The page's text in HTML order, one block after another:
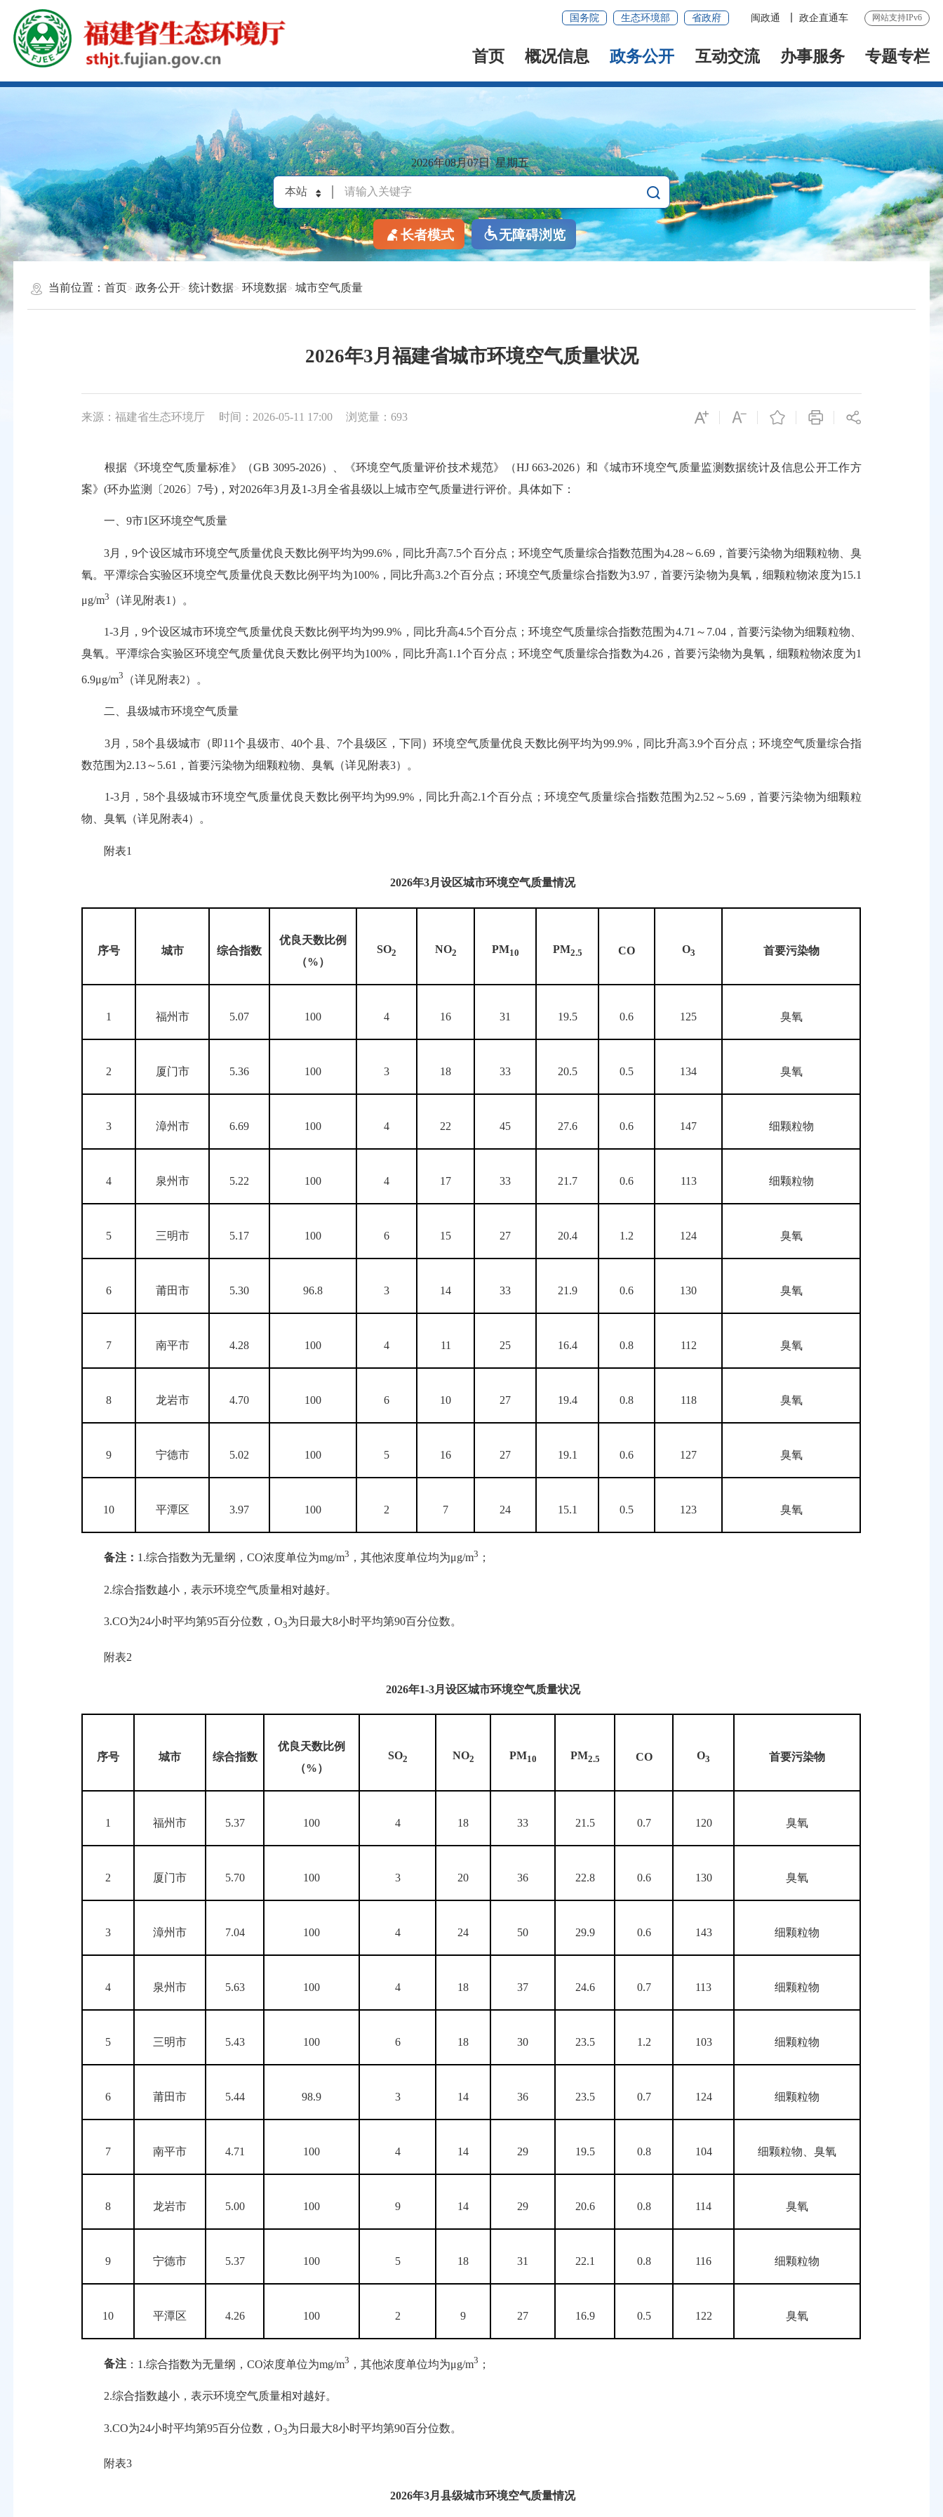
国务院 生态环境部 省政府 闽政通 政企直通车 网站支持IPv6
首页 概况信息 政务公开 互动交流 办事服务 专题专栏
2026年08月07日 星期五
长者模式 无障碍浏览
当前位置：首页 政务公开 统计数据 环境数据 城市空气质量
2026年3月福建省城市环境空气质量状况
来源：福建省生态环境厅 时间：2026-05-11 17:00 浏览量：693
根据《环境空气质量标准》（GB 3095-2026）、《环境空气质量评价技术规范》（HJ 663-2026）和《城市环境空气质量监测数据统计及信息公开工作方
案》(环办监测〔2026〕7号)，对2026年3月及1-3月全省县级以上城市空气质量进行评价。具体如下：
一、9市1区环境空气质量
3月，9个设区城市环境空气质量优良天数比例平均为99.6%，同比升高7.5个百分点；环境空气质量综合指数范围为4.28～6.69，首要污染物为细颗粒物、臭
氧。平潭综合实验区环境空气质量优良天数比例平均为100%，同比升高3.2个百分点；环境空气质量综合指数为3.97，首要污染物为臭氧，细颗粒物浓度为15.1
μg/m3 （详见附表1）。
1-3月，9个设区城市环境空气质量优良天数比例平均为99.9%，同比升高4.5个百分点；环境空气质量综合指数范围为4.71～7.04，首要污染物为细颗粒物、
臭氧。平潭综合实验区环境空气质量优良天数比例平均为100%，同比升高1.1个百分点；环境空气质量综合指数为4.26，首要污染物为臭氧，细颗粒物浓度为1
6.9μg/m3 （详见附表2）。
二、县级城市环境空气质量
3月，58个县级城市（即11个县级市、40个县、7个县级区，下同）环境空气质量优良天数比例平均为99.9%，同比升高3.9个百分点；环境空气质量综合指
数范围为2.13～5.61，首要污染物为细颗粒物、臭氧（详见附表3）。
1-3月，58个县级城市环境空气质量优良天数比例平均为99.9%，同比升高2.1个百分点；环境空气质量综合指数范围为2.52～5.69，首要污染物为细颗粒
物、臭氧（详见附表4）。
附表1
2026年3月设区城市环境空气质量情况
序号 城市 综合指数
优良天数比例
（%）
SO2 NO2 PM10 PM2.5 CO O3 首要污染物
1 福州市 5.07 100 4 16 31 19.5 0.6 125 臭氧
2 厦门市 5.36 100 3 18 33 20.5 0.5 134 臭氧
3 漳州市 6.69 100 4 22 45 27.6 0.6 147 细颗粒物
4 泉州市 5.22 100 4 17 33 21.7 0.6 113 细颗粒物
5 三明市 5.17 100 6 15 27 20.4 1.2 124 臭氧
6 莆田市 5.30 96.8 3 14 33 21.9 0.6 130 臭氧
7 南平市 4.28 100 4 11 25 16.4 0.8 112 臭氧
8 龙岩市 4.70 100 6 10 27 19.4 0.8 118 臭氧
9 宁德市 5.02 100 5 16 27 19.1 0.6 127 臭氧
10 平潭区 3.97 100 2 7 24 15.1 0.5 123 臭氧
备注： 1.综合指数为无量纲，CO浓度单位为mg/m3 ，其他浓度单位均为μg/m3 ；
2.综合指数越小，表示环境空气质量相对越好。
3.CO为24小时平均第95百分位数，O3为日最大8小时平均第90百分位数。
附表2
2026年1-3月设区城市环境空气质量状况
序号 城市 综合指数
优良天数比例
（%）
SO2 NO2 PM10 PM2.5 CO O3 首要污染物
1 福州市 5.37 100 4 18 33 21.5 0.7 120 臭氧
2 厦门市 5.70 100 3 20 36 22.8 0.6 130 臭氧
3 漳州市 7.04 100 4 24 50 29.9 0.6 143 细颗粒物
4 泉州市 5.63 100 4 18 37 24.6 0.7 113 细颗粒物
5 三明市 5.43 100 6 18 30 23.5 1.2 103 细颗粒物
6 莆田市 5.44 98.9 3 14 36 23.5 0.7 124 细颗粒物
7 南平市 4.71 100 4 14 29 19.5 0.8 104 细颗粒物、臭氧
8 龙岩市 5.00 100 9 14 29 20.6 0.8 114 臭氧
9 宁德市 5.37 100 5 18 31 22.1 0.8 116 细颗粒物
10 平潭区 4.26 100 2 9 27 16.9 0.5 122 臭氧
备注 ：1.综合指数为无量纲，CO浓度单位为mg/m3 ，其他浓度单位均为μg/m3 ；
2.综合指数越小，表示环境空气质量相对越好。
3.CO为24小时平均第95百分位数，O3为日最大8小时平均第90百分位数。
附表3
2026年3月县级城市环境空气质量情况